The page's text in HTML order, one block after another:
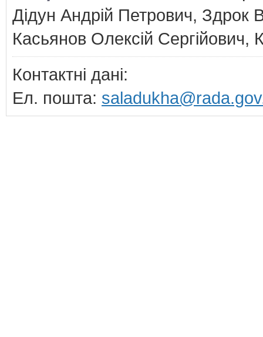
Дідун Андрій Петрович, Здрок
Касьянов Олексій
Контактні дані:
Ел. пошта: